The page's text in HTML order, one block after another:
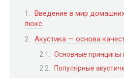
Введение в мир
люкс
Акустика — основа
Основные принципы
Популярные